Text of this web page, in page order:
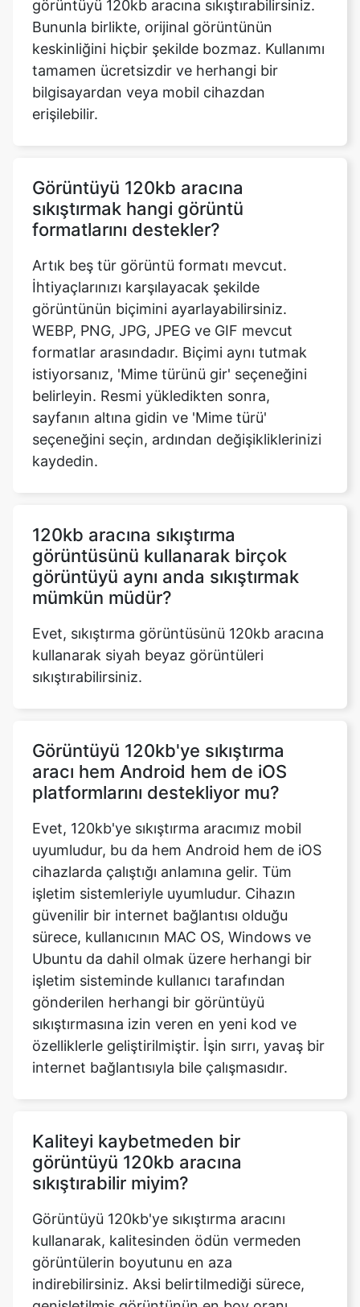
tamamen ücretsizdir ve herhangi bir
bilgisayardan veya mobil cihazdan
erişilebilir.
Görüntüyü 120kb aracına
Artık beş tür görüntü formatı mevcut.
İhtiyaçlarınızı karşılayacak şekilde
WEBP, PNG, JPG, JPEG ve GIF mevcut
formatlar arasındadır. Biçimi aynı tutmak
istiyorsanız, 'Mime türünü gir' seçeneğini
belirleyin. Resmi yükledikten sonra,
sayfanın altına gidin ve 'Mime türü'
seçeneğini seçin, ardından değişikliklerinizi
kaydedin.
120kb aracına sıkıştırma
mümkün müdür?
Evet, sıkıştırma görüntüsünü 120kb aracına
kullanarak siyah beyaz görüntüleri
Görüntüyü 120kb'ye sıkıştırma
Evet, 120kb'ye sıkıştırma aracımız mobil
uyumludur, bu da hem Android hem de iOS
işletim sistemleriyle uyumludur. Cihazın
güvenilir bir internet bağlantısı olduğu
sürece, kullanıcının MAC OS, Windows ve
Ubuntu da dahil olmak üzere herhangi bir
işletim sisteminde kullanıcı tarafından
gönderilen herhangi bir görüntüyü
sıkıştırmasına izin veren en yeni kod ve
özelliklerle geliştirilmiştir. İşin sırrı, yavaş bir
internet bağlantısıyla bile çalışmasıdır.
Kaliteyi kaybetmeden bir
Görüntüyü 120kb'ye sıkıştırma aracını
kullanarak, kalitesinden ödün vermeden
indirebilirsiniz. Aksi belirtilmediği sürece,
genişletilmiş görüntünün en boy oranı,
orijinal görüntünün en boy oranıyla aynı
olacaktır.